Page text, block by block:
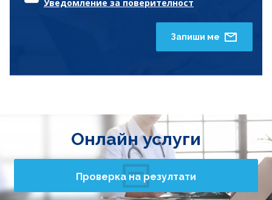
Уведомление за поверителност
Запиши ме
Онлайн услуги
Проверка на резултати